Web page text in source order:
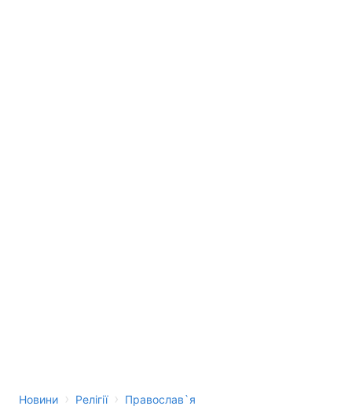
Новини › Релігії › Православ`я